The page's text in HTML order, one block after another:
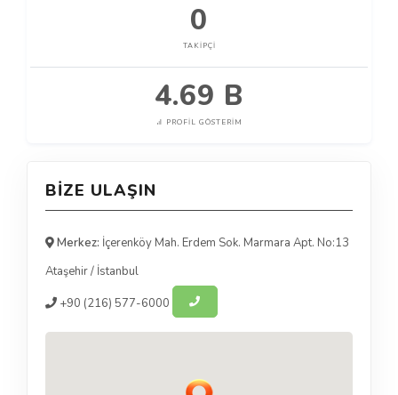
0
TAKIPÇI
4.69 B
PROFIL GÖSTERIM
BIZE ULAŞIN
Merkez: İçerenköy Mah. Erdem Sok. Marmara Apt. No:13
Ataşehir/ İstanbul
+90 (216) 577-6000